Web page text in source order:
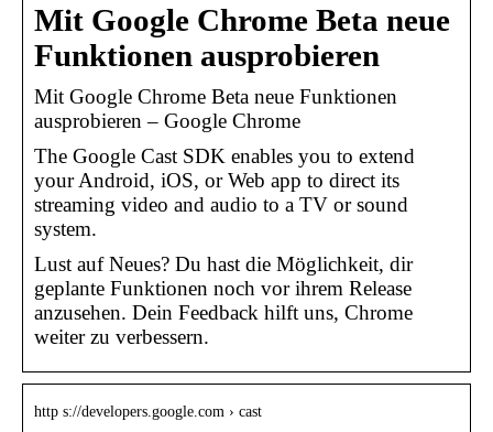
Mit Google Chrome Beta neue
Funktionen ausprobieren
Mit Google Chrome Beta neue Funktionen
ausprobieren – Google Chrome
The Google Cast SDK enables you to extend
your Android, iOS, or Web app to direct its
streaming video and audio to a TV or sound
system.
Lust auf Neues? Du hast die Möglichkeit, dir
geplante Funktionen noch vor ihrem Release
anzusehen. Dein Feedback hilft uns, Chrome
weiter zu verbessern.
http s://developers.google.com › cast